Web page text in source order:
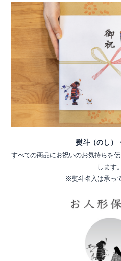
熨斗（のし）
すべての商品にお祝いのお気持ちを
します。
※熨斗名入は承っ